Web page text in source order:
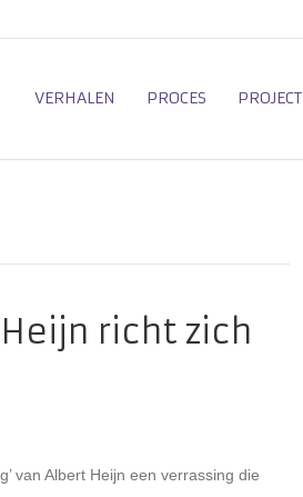
VERHALEN PROCES PROJECT
richt zich
van Albert Heijn een verrassing die